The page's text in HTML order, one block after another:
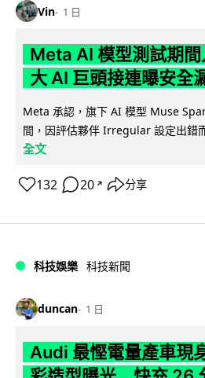
Vin 1 日
Meta AI 模型測試期
大 AI 巨頭接連曝安全
Meta 承認，旗下 AI 模型 Muse
間，因評估夥伴 Irregular 設定出錯
全文
132 20 ↗ 分享
科技娛樂 科技新聞
duncan 1 日
Audi 最慳電量產車